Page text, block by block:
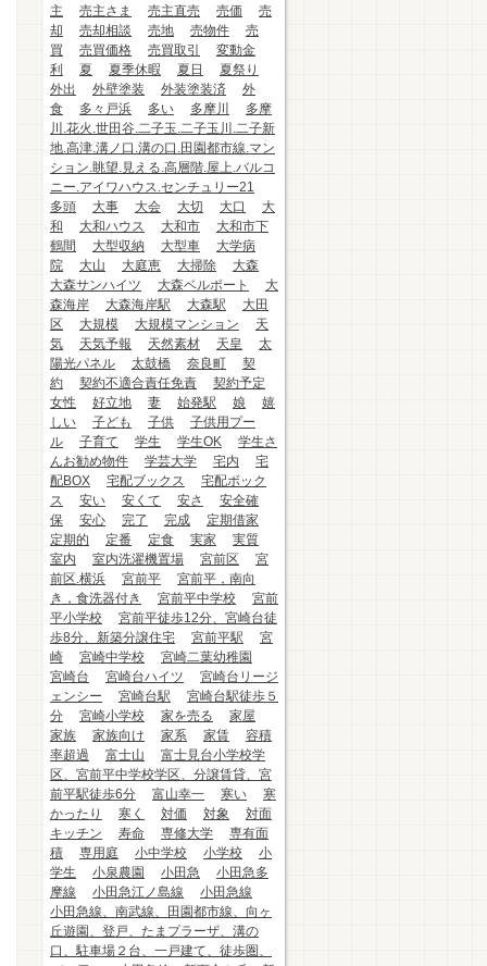
主
売主さま 売主直売 売価
売
却
売却相談 売地 売物件
売
買
売買価格 売買取引
変動金
利
夏 夏季休暇 夏日
夏祭り
外出
外壁塗装 外装塗装済
外
食
多々戸浜 多い 多摩川
多摩
川.花火.世田谷.二子玉.二子玉川.二子新
地.高津.溝ノ口.溝の口.田園都市線.マン
ション.眺望.見える.高層階.屋上.バルコ
ニー.アイワハウス.センチュリー21
多頭
大事 大会 大切 大口
大
和
大和ハウス 大和市
大和市下
鶴間
大型収納 大型車
大学病
院
大山 大庭恵 大掃除
大森
大森サンハイツ
大森ベルポート
大
森海岸
大森海岸駅 大森駅
大田
区
大規模 大規模マンション
天
気
天気予報 天然素材 天皇
太
陽光パネル
太鼓橋 奈良町
契
約
契約不適合責任免責
契約予定
女性
好立地 妻 始発駅 娘
嬉
しい
子ども 子供
子供用プー
ル
子育て 学生 学生OK
学生さ
んお勧め物件
学芸大学 宅内
宅
配BOX
宅配ブックス
宅配ボック
ス
安い 安くて 安さ
安全確
保
安心 完了 完成
定期借家
定期的
定番 定食 実家
実質
室内
室内洗濯機置場 宮前区
宮
前区.横浜
宮前平
宮前平，南向
き，食洗器付き
宮前平中学校
宮前
平小学校
宮前平徒歩12分、宮崎台徒
歩8分、新築分譲住宅
宮前平駅
宮
崎
宮崎中学校
宮崎二葉幼稚園
宮崎台
宮崎台ハイツ
宮崎台リージ
ェンシー
宮崎台駅
宮崎台駅徒歩５
分
宮崎小学校 家を売る
家屋
家族
家族向け 家系 家賃
容積
率超過
富士山
富士見台小学校学
区、宮前平中学校学区、分譲賃貸、宮
前平駅徒歩6分
富山幸一 寒い
寒
かったり
寒く 対価 対象
対面
キッチン
寿命 専修大学
専有面
積
専用庭 小中学校 小学校
小
学生
小泉農園 小田急
小田急多
摩線
小田急江ノ島線
小田急線
小田急線、南武線、田園都市線、向ヶ
丘遊園、登戸、たまプラーザ、溝の
口、駐車場２台、一戸建て、徒歩圏、